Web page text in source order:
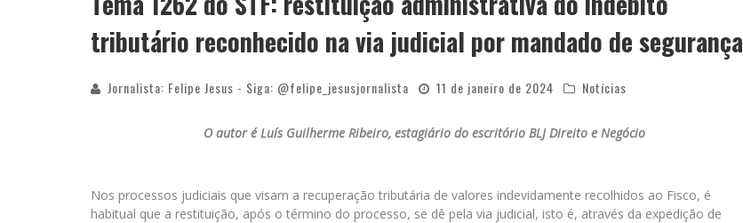
tributário reconhecido na via judicial por mandado de segurança
Jornalista: Felipe Jesus - Siga: @felipe_jesusjornalista 11 de janeiro de 2024 Notícias
O autor é Luís Guilherme Ribeiro, estagiário do escritório BLJ Direito e Negócio
Nos processos judiciais que visam a recuperação tributária de valores indevidamente recolhidos ao Fisco, é
habitual que a restituição, após o término do processo, se dê pela via judicial, isto é, através da expedição de